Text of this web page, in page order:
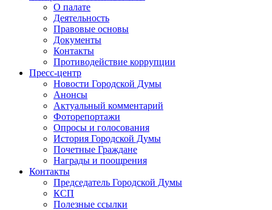
О палате
Деятельность
Правовые основы
Документы
Контакты
Противодействие коррупции
Пресс-центр
Новости Городской Думы
Анонсы
Актуальный комментарий
Фоторепортажи
Опросы и голосования
История Городской Думы
Почетные Граждане
Награды и поощрения
Контакты
Председатель Городской Думы
КСП
Полезные ссылки